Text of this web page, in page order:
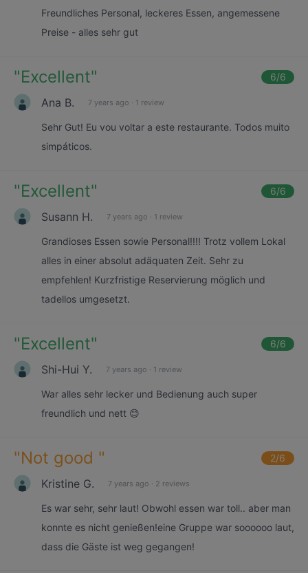
Freundliches Personal, leckeres Essen, angemessene
Preise - alles sehr gut
"Excellent" 6/6
Ana B. 7 years ago · 1 review
Sehr Gut! Eu vou voltar a este restaurante. Todos muito
simpáticos.
"Excellent" 6/6
Susann H. 7 years ago · 1 review
Grandioses Essen sowie Personal!!!! Trotz vollem Lokal
alles in einer absolut adäquaten Zeit. Sehr zu
empfehlen! Kurzfristige Reservierung möglich und
tadellos umgesetzt.
"Excellent" 6/6
Shi-Hui Y. 7 years ago · 1 review
War alles sehr lecker und Bedienung auch super
freundlich und nett 😊
"Not good " 2/6
Kristine G. 7 years ago · 2 reviews
Es war sehr, sehr laut! Obwohl essen war toll.. aber man
konnte es nicht genießen!eine Gruppe war soooooo laut,
dass die Gäste ist weg gegangen!